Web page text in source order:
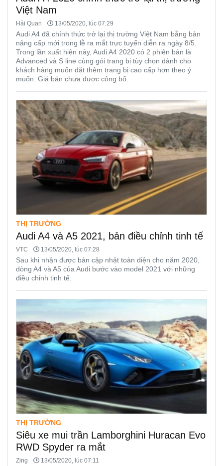
Việt Nam
Hải Quan 13/05/2020, lúc 07:29
Audi A4 đã chính thức trở lại thị trường Việt Nam bằng bản
nâng cấp mới trong lễ ra mắt trực tuyến diễn ra ngày 8/5.
Trong lần xuất hiện này, Audi A4 2020 có 2 phiên bản là
Advanced và S line cùng gói trang bị tùy chọn dành cho
khách hàng muốn đặt thêm trang bị cao cấp hơn theo ý
muốn. Giá bán chưa được công bố.
THỊ TRƯỜNG
Audi A4 và A5 2021, bản điều chỉnh tinh tế
VTC 13/05/2020, lúc 07:28
Sau khi nhận được bản cập nhật toàn diện cho năm 2020,
dòng A4 và A5 của Audi bước vào model 2021 với những
điều chỉnh tinh tế.
THỊ TRƯỜNG
Siêu xe mui trần Lamborghini Huracan Evo
RWD Spyder ra mắt
Zing 13/05/2020, lúc 07:11